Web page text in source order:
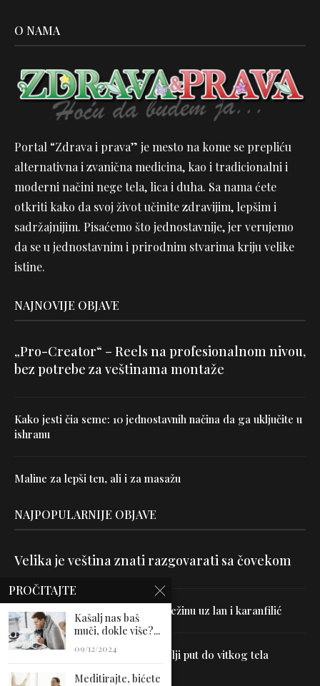
O NAMA
Portal “Zdrava i prava” je mesto na kome se prepliću
alternativna i zvanična medicina, kao i tradicionalni i
moderni načini nege tela, lica i duha. Sa nama ćete
otkriti kako da svoj život učinite zdravijim, lepšim i
sadržajnijim. Pisaćemo što jednostavnije, jer verujemo
da se u jednostavnim i prirodnim stvarima kriju velike
istine.
NAJNOVIJE OBJAVE
„Pro-Creator“ – Reels na profesionalnom nivou,
bez potrebe za veštinama montaže
Kako jesti čia seme: 10 jednostavnih načina da ga uključite u
ishranu
Maline za lepši ten, ali i za masažu
NAJPOPULARNIJE OBJAVE
Velika je veština znati razgovarati sa čovekom
Uništite parazite i normalizujte težinu uz lan i karanfilić
Dr Hajder: Akupunktura je najbolji put do vitkog tela
PROČITAJTE
Kašalj nas baš
muči, dokle više?...
09/12/2024
Meditirajte, bićete